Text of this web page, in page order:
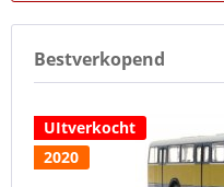
Bestverkopend
UItverkocht
2020